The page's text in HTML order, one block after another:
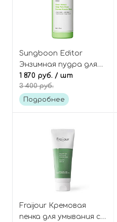
Sungboon Editor
Энзимная пудра для
очищения пор с
зелёным томатом,
Green Tomato Deep
1 870 руб. / шт
3 400 руб.
Подробнее
Fraijour Кремовая
пенка для умывания с